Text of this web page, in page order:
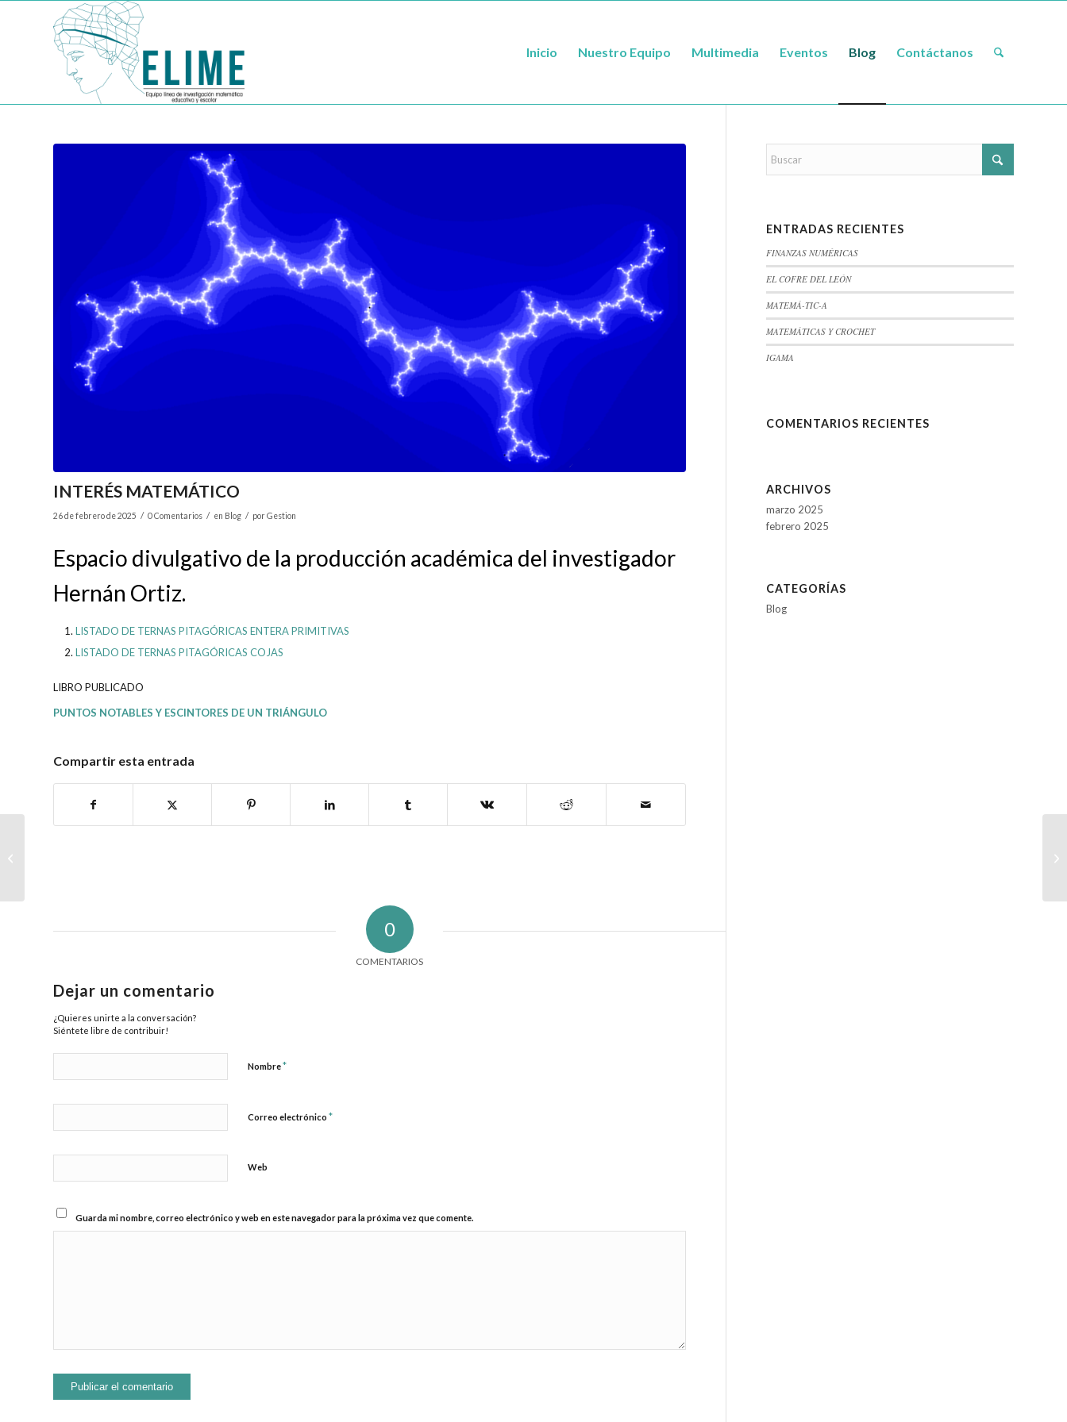
Inicio Nuestro Equipo Multimedia Eventos Blog Contáctanos
INTERÉS MATEMÁTICO
26 de febrero de 2025 / 0 Comentarios / en Blog / porGestion
Espacio divulgativo de la producción académica del investigador
Hernán Ortiz.
LISTADO DE TERNAS PITAGÓRICAS ENTERA PRIMITIVAS
LISTADO DE TERNAS PITAGÓRICAS COJAS
LIBRO PUBLICADO
PUNTOS NOTABLES Y ESCINTORES DE UN TRIÁNGULO
Compartir esta entrada
0
COMENTARIOS
Dejar un comentario
¿Quieres unirte a la conversación?
Siéntete libre de contribuir!
Nombre*
Correo electrónico *
Web
Guarda mi nombre, correo electrónico y web en este navegador para la próxima vez que comente.
ENTRADAS RECIENTES
FINANZAS NUMÉRICAS
EL COFRE DEL LEÓN
MATEMÁ-TIC-A
MATEMÁTICAS Y CROCHET
IGAMA
COMENTARIOS RECIENTES
ARCHIVOS
marzo 2025
febrero 2025
CATEGORÍAS
Blog